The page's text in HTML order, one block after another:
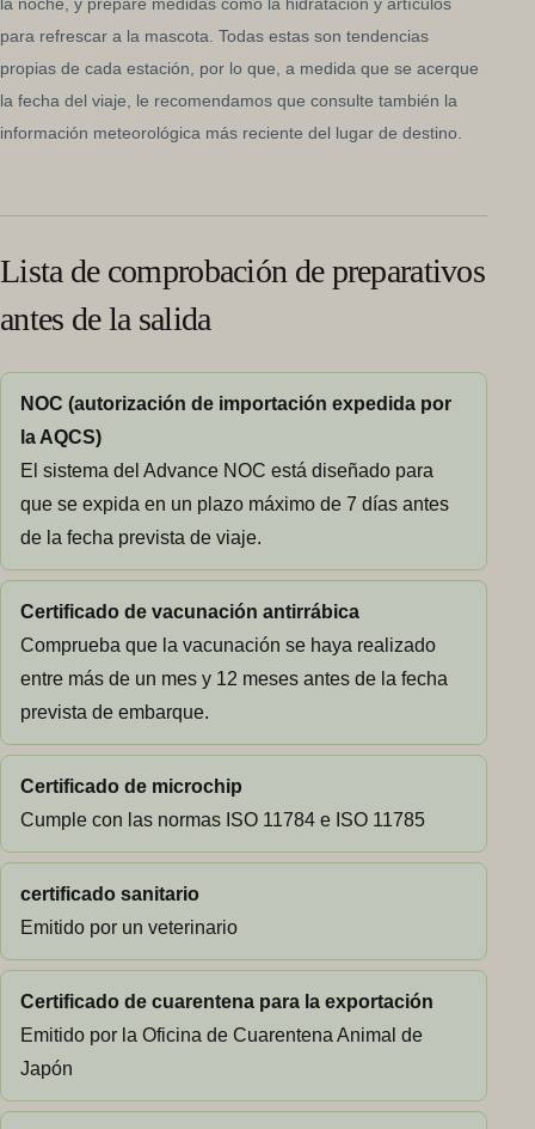
para refrescar a la mascota. Todas estas son tendencias
propias de cada estación, por lo que, a medida que se acerque
la fecha del viaje, le recomendamos que consulte también la
información meteorológica más reciente del lugar de destino.
Lista de comprobación de preparativos
antes de la salida
NOC (autorización de importación expedida por
la AQCS)
El sistema del Advance NOC está diseñado para
que se expida en un plazo máximo de 7 días antes
de la fecha prevista de viaje.
Certificado de vacunación antirrábica
Comprueba que la vacunación se haya realizado
entre más de un mes y 12 meses antes de la fecha
prevista de embarque.
Certificado de microchip
Cumple con las normas ISO 11784 e ISO 11785
certificado sanitario
Emitido por un veterinario
Certificado de cuarentena para la exportación
Emitido por la Oficina de Cuarentena Animal de
Japón